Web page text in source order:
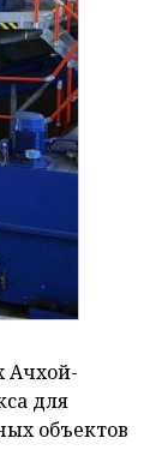
Ачхой-
для
объектов